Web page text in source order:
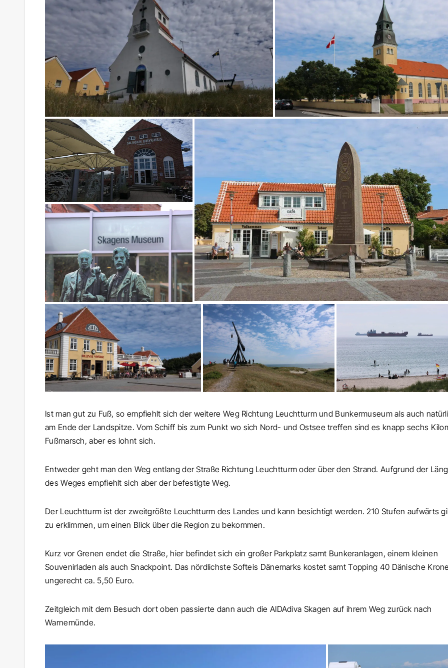
Ist man gut zu Fuß, so empfiehlt sich der weitere Weg Richtung Leuchtturm und Bunkermuseum als auch
am Ende der Landspitze. Vom Schiff bis zum Punkt wo sich Nord- und Ostsee treffen sind es knapp sechs
Fußmarsch, aber es lohnt sich.
Entweder geht man den Weg entlang der Straße Richtung Leuchtturm oder über den Strand. Aufgrund der
des Weges empfiehlt sich aber der befestigte Weg.
Der Leuchtturm ist der zweitgrößte Leuchtturm des Landes und kann besichtigt werden. 210 Stufen aufwärts
zu erklimmen, um einen Blick über die Region zu bekommen.
Kurz vor Grenen endet die Straße, hier befindet sich ein großer Parkplatz samt Bunkeranlagen, einem kleinen
Souvenirladen als auch Snackpoint. Das nördlichste Softeis Dänemarks kostet samt Topping 40 Dänische
ungerecht ca. 5,50 Euro.
Zeitgleich mit dem Besuch dort oben passierte dann auch die AIDAdiva Skagen auf ihrem Weg zurück nach
Warnemünde.